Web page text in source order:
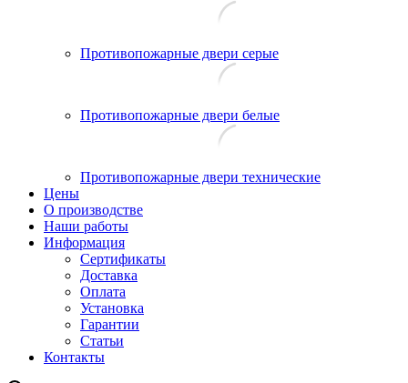
Противопожарные двери серые
Противопожарные двери белые
Противопожарные двери технические
Цены
О производстве
Наши работы
Информация
Сертификаты
Доставка
Оплата
Установка
Гарантии
Статьи
Контакты